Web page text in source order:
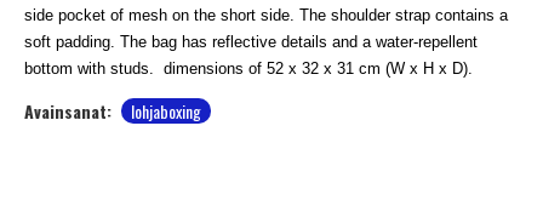
side pocket of mesh on the short side. The shoulder strap contains a
soft padding. The bag has reflective details and a water-repellent
bottom with studs. dimensions of 52 x 32 x 31 cm (W x H x D).
Avainsanat: lohjaboxing